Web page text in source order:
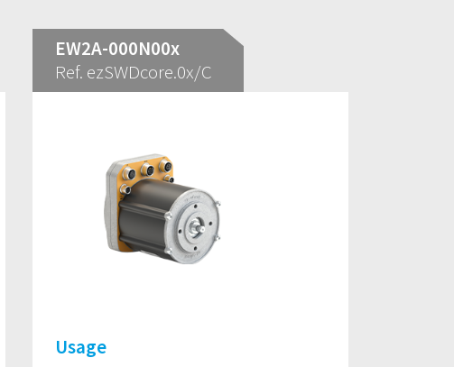
EW2A-000N00x
Ref. ezSWDcore.0x/C
Usage